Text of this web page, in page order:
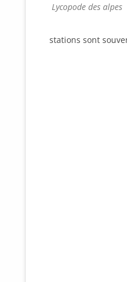
Lycopode des alpes
stations sont